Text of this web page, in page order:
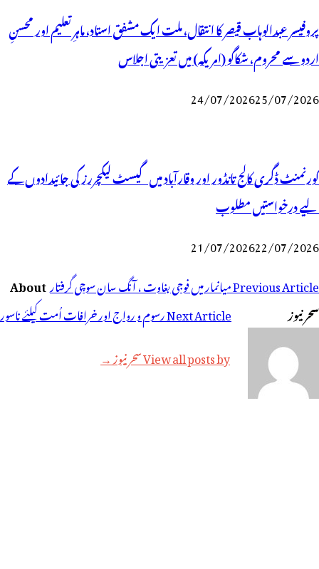
پروفیسر عبدالوہاب قیصر کا انتقال، ملت ایک مشفق استاد، ماہرِتعلیم اور محسنِ
اردو سے محروم، شکاگو (امریکہ) میں تعزیتی اجلاس
24/07/202625/07/2026
گورنمنٹ ڈگری کالج تانڈور اور وقارآباد میں گیسٹ لیکچررز کی جائیدادوں کے
لیے درخواستیں مطلوب
21/07/202622/07/2026
Previous Articleمیانمار میں فوجی بغاوت ، آنگ سان سوچی گرفتار
Next Articleرسوم و رواج اور خرافات اُمت کیلئے ناسور
About
سحر نیوز
View all posts by سحر نیوز →